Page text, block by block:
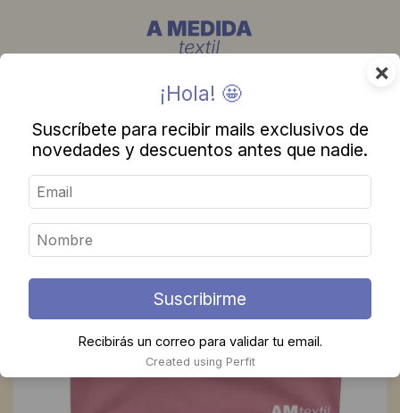
×
¡Hola! 🤩
Suscríbete para recibir mails exclusivos de
novedades y descuentos antes que nadie.
Suscribirme
Recibirás un correo para validar tu email.
Created using Perfit